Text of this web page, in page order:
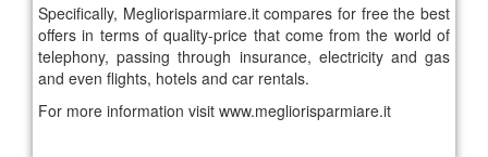
Specifically, Megliorisparmiare.it compares for free the best
offers in terms of quality-price that come from the world of
telephony, passing through insurance, electricity and gas
and even flights, hotels and car rentals.
For more information visit www.megliorisparmiare.it